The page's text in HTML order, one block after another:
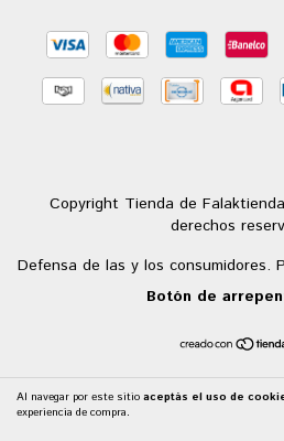
Al navegar por este sitio aceptás el uso de
experiencia de compra.
Copyright Tienda de
derechos
Defensa de las y los consumidores.
Botón de